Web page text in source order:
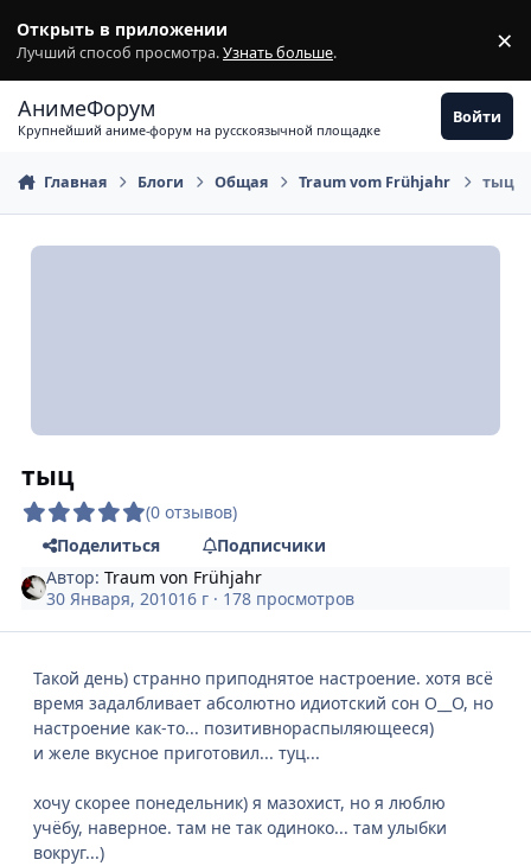
Открыть в приложении
Лучший способ просмотра.Узнать больше. ×
АнимеФорум
Крупнейший аниме-форум на русскоязычной площадке
Войти
Главная Блоги Общая Traum vom Frühjahr тыц
тыц
(0 отзывов)
Поделиться
Подписчики
Автор:Traum von Frühjahr
30 Января, 201016 г · 178 просмотров
Такой день) странно приподнятое настроение. хотя всё
время задалбливает абсолютно идиотский сон О__О, но
настроение как-то... позитивнораспыляющееся)
и желе вкусное приготовил... туц...
хочу скорее понедельник) я мазохист, но я люблю
учёбу, наверное. там не так одиноко... там улыбки
вокруг...)